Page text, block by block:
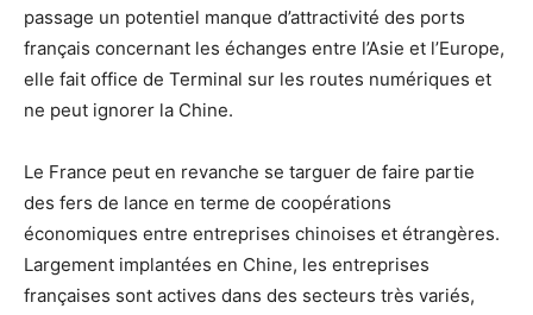
passage un potentiel manque d’attractivité des ports
français concernant les échanges entre l’Asie et l’Europe,
elle fait office de Terminal sur les routes numériques et
ne peut ignorer la Chine.
Le France peut en revanche se targuer de faire partie
des fers de lance en terme de coopérations
économiques entre entreprises chinoises et étrangères.
Largement implantées en Chine, les entreprises
françaises sont actives dans des secteurs très variés,